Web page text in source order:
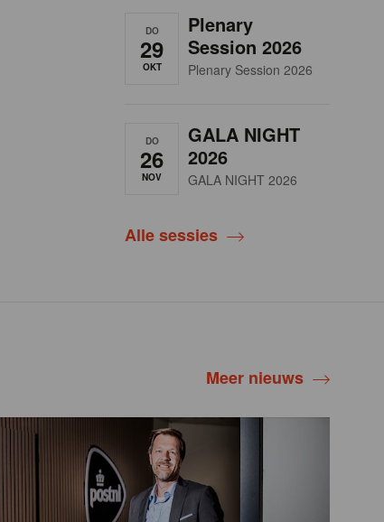
DO
29
OKT
Plenary
Session 2026
Plenary Session 2026
DO
26
NOV
GALA NIGHT
2026
GALA NIGHT 2026
Alle sessies
Meer nieuws